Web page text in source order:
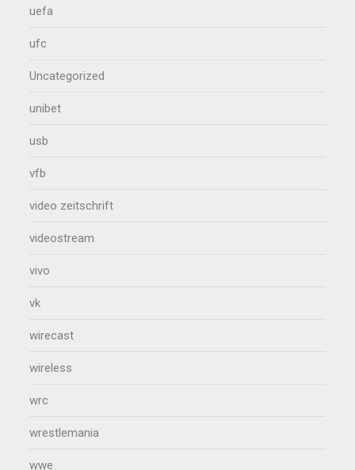
uefa
ufc
Uncategorized
unibet
usb
vfb
video zeitschrift
videostream
vivo
vk
wirecast
wireless
wrc
wrestlemania
wwe